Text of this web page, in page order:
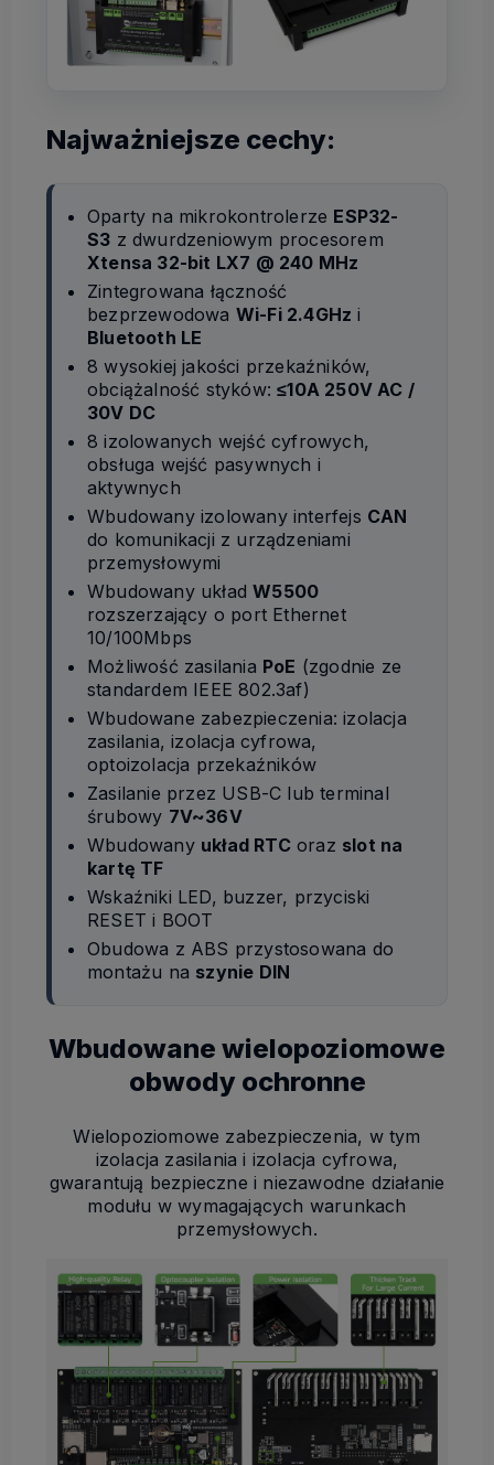
Najważniejsze cechy:
Oparty na mikrokontrolerze ESP32-
S3 z dwurdzeniowym procesorem
Xtensa 32-bit LX7 @ 240 MHz
Zintegrowana łączność
bezprzewodowa Wi-Fi 2.4GHz i
Bluetooth LE
8 wysokiej jakości przekaźników,
obciążalność styków:≤10A 250V AC /
30V DC
8 izolowanych wejść cyfrowych,
obsługa wejść pasywnych i
aktywnych
Wbudowany izolowany interfejs CAN
do komunikacji z urządzeniami
przemysłowymi
Wbudowany układW5500
rozszerzający o port Ethernet
10/100Mbps
Możliwość zasilania PoE (zgodnie ze
standardem IEEE 802.3af)
Wbudowane zabezpieczenia: izolacja
zasilania, izolacja cyfrowa,
optoizolacja przekaźników
Zasilanie przez USB-C lub terminal
śrubowy 7V~36V
Wbudowany układ RTCoraz slot na
kartę TF
Wskaźniki LED, buzzer, przyciski
RESET i BOOT
Obudowa z ABS przystosowana do
montażu na szynie DIN
Wbudowane wielopoziomowe
obwody ochronne
Wielopoziomowe zabezpieczenia, w tym
izolacja zasilania i izolacja cyfrowa,
gwarantują bezpieczne i niezawodne działanie
modułu w wymagających warunkach
przemysłowych.